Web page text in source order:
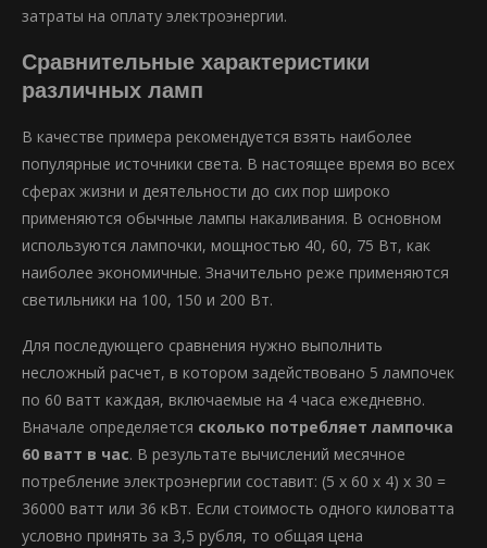
затраты на оплату электроэнергии.
Сравнительные характеристики
различных ламп
В качестве примера рекомендуется взять наиболее
популярные источники света. В настоящее время во всех
сферах жизни и деятельности до сих пор широко
применяются обычные лампы накаливания. В основном
используются лампочки, мощностью 40, 60, 75 Вт, как
наиболее экономичные. Значительно реже применяются
светильники на 100, 150 и 200 Вт.
Для последующего сравнения нужно выполнить
несложный расчет, в котором задействовано 5 лампочек
по 60 ватт каждая, включаемые на 4 часа ежедневно.
Вначале определяется сколько потребляет лампочка
60 ватт в час. В результате вычислений месячное
потребление электроэнергии составит: (5 х 60 х 4) х 30 =
36000 ватт или 36 кВт. Если стоимость одного киловатта
условно принять за 3,5 рубля, то общая цена